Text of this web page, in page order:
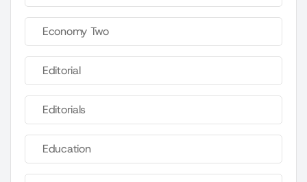
Economy Two
Editorial
Editorials
Education